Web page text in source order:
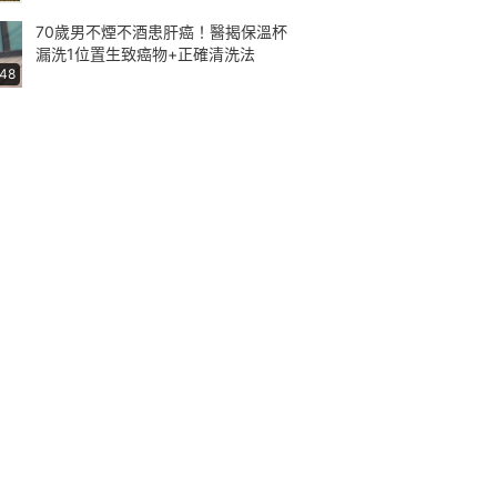
70歲男不煙不酒患肝癌！醫揭保溫杯
漏洗1位置生致癌物+正確清洗法